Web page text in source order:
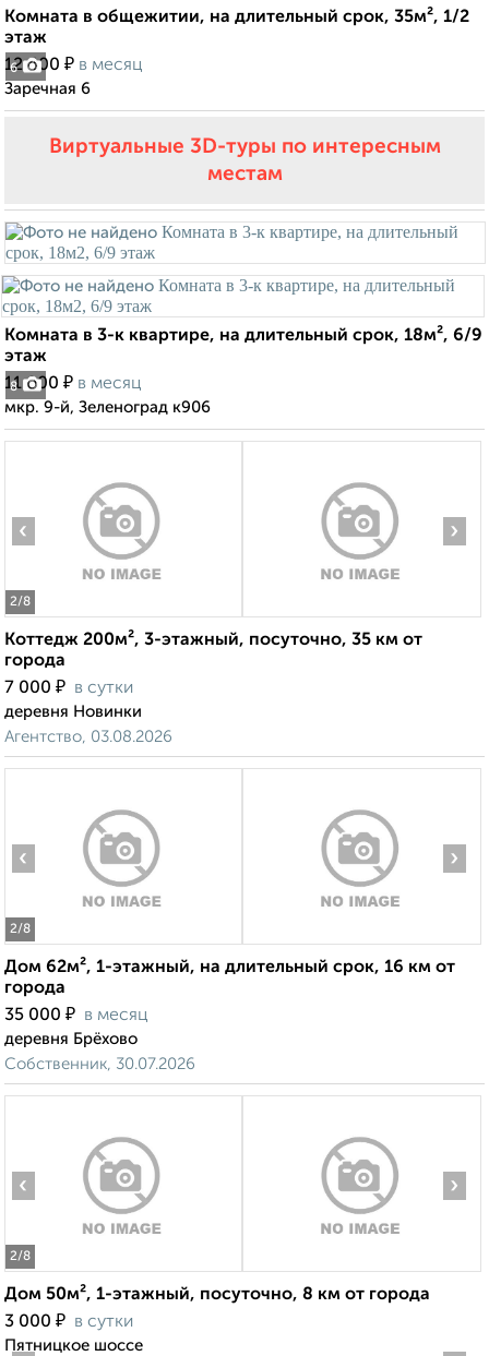
6
Комната в общежитии, на длительный срок, 35м², 1/2
этаж
12 400 ₽ в месяц
Заречная 6
Виртуальные 3D-туры по интересным
местам
8
Комната в 3-к квартире, на длительный срок, 18м², 6/9
этаж
11 000 ₽ в месяц
мкр. 9-й, Зеленоград к906
2/8
‹ ›
Коттедж 200м², 3-этажный, посуточно, 35 км от
города
7 000 ₽ в сутки
деревня Новинки
Агентство, 03.08.2026
2/8
‹ ›
Дом 62м², 1-этажный, на длительный срок, 16 км от
города
35 000 ₽ в месяц
деревня Брёхово
Собственник, 30.07.2026
2/8
‹ ›
Дом 50м², 1-этажный, посуточно, 8 км от города
3 000 ₽ в сутки
Пятницкое шоссе